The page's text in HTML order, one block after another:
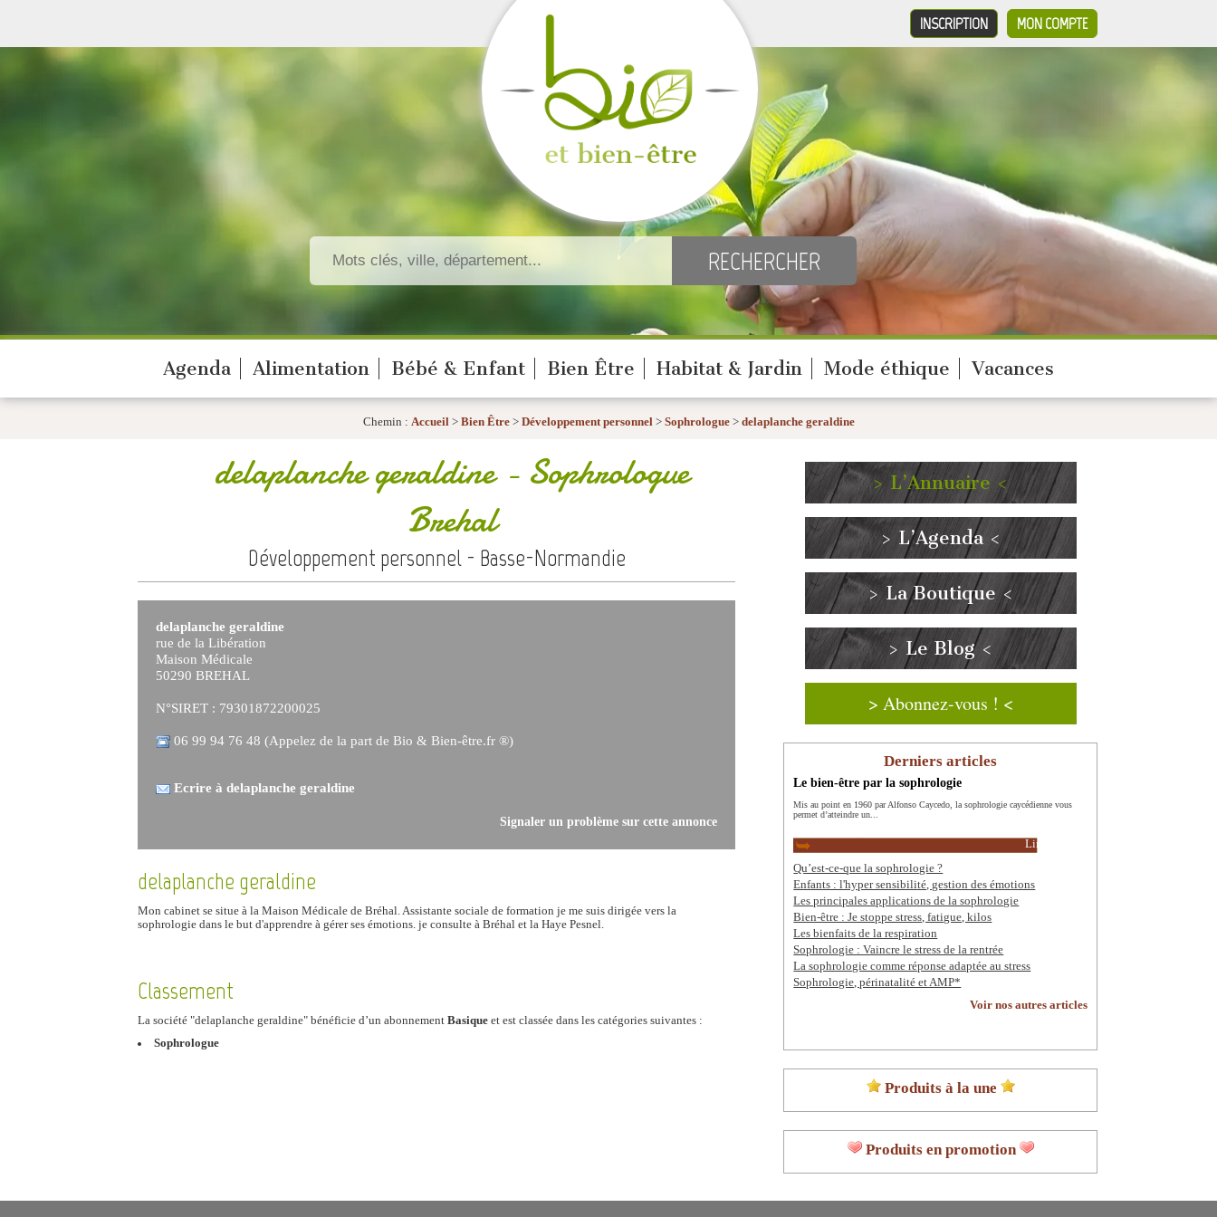
MON COMPTE
INSCRIPTION
Agenda Alimentation Bébé & Enfant Bien Être Habitat & Jardin Mode éthique Vacances
Chemin : Accueil> Bien Être> Développement personnel> Sophrologue > delaplanche geraldine
delaplanche geraldine- Sophrologue
Brehal
Développement personnel - Basse-Normandie
delaplanche geraldine
rue de la Libération
Maison Médicale
50290 BREHAL
N°SIRET : 79301872200025
06 99 94 76 48 (Appelez de la part de Bio & Bien-être.fr ®)
Ecrire à delaplanche geraldine
Signaler un problème sur cette annonce
delaplanche geraldine
Mon cabinet se situe à la Maison Médicale de Bréhal. Assistante sociale de formation je me suis dirigée vers la
sophrologie dans le but d'apprendre à gérer ses émotions. je consulte à Bréhal et la Haye Pesnel.
Classement
La société "delaplanche geraldine" bénéficie d’un abonnement Basique et est classée dans les catégories suivantes :
Sophrologue
> L’Annuaire <
> L’Agenda <
> La Boutique <
> Le Blog <
> Abonnez-vous ! <
Derniers articles
Le bien-être par la sophrologie
Mis au point en 1960 par Alfonso Caycedo, la sophrologie caycédienne vous
permet d’atteindre un...
Lire la suite
Qu’est-ce-que la sophrologie ?
Enfants : l'hyper sensibilité, gestion des émotions
Les principales applications de la sophrologie
Bien-être : Je stoppe stress, fatigue, kilos
Les bienfaits de la respiration
Sophrologie : Vaincre le stress de la rentrée
La sophrologie comme réponse adaptée au stress
Sophrologie, périnatalité et AMP*
Voir nos autres articles
Produits à la une
Produits en promotion